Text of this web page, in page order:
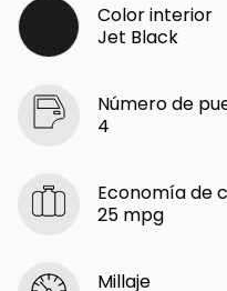
Color interior
Jet Black
Número de
4
Economía de
25 mpg
Millaje